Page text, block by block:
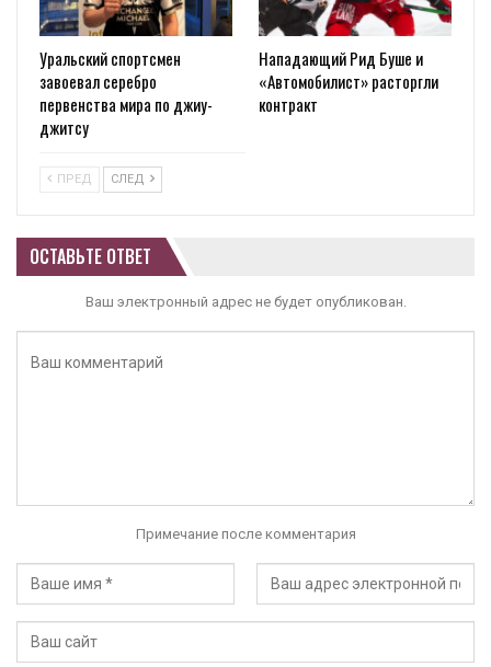
Уральский спортсмен
завоевал серебро
первенства мира по джиу-
джитсу
Нападающий Рид Буше и
«Автомобилист» расторгли
контракт
ПРЕД СЛЕД
ОСТАВЬТЕ ОТВЕТ
Ваш электронный адрес не будет опубликован.
Примечание после комментария